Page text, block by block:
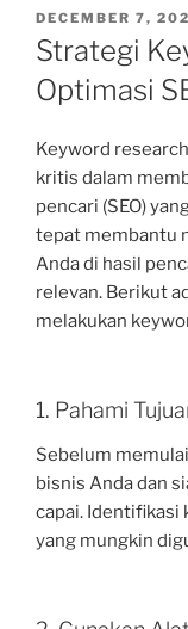
POSTED
ON
DECEMBER 7,
Strategi
Optimasi
Keyword
kritis dalam
pencari (SEO)
tepat membantu
Anda di hasil
relevan. Berikut
melakukan
1. Pahami
Sebelum
bisnis Anda dan
capai. Identifikasi
yang mungkin